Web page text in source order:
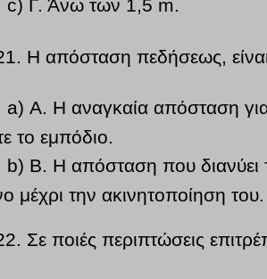
c) Γ. Άνω των 1,5 m.
Η απόσταση πεδήσεως,
a) Α. Η αναγκαία απόσταση
το εμπόδιο.
b) Β. Η απόσταση που διανύει
μέχρι την ακινητοποίηση του.
Σε ποιές περιπτώσεις